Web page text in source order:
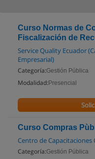
Curso Normas de
Fiscalización de
Service Quality Ecuador
Empresarial)
Categoría:Gestión Pública
Modalidad: Presencial
Curso Compras
Centro de Capacitaciones
Categoría:Gestión Pública